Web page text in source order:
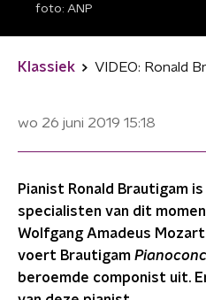
foto: ANP
Klassiek VIDEO: Ronald
wo 26 juni 2019 15:18
Pianist Ronald Brautigam
specialisten van dit
Wolfgang Amadeus
voert Brautigam
beroemde componist uit.